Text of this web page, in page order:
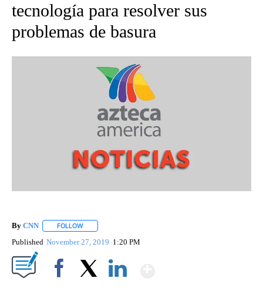
tecnología para resolver sus
problemas de basura
By CNN FOLLOW
Published November 27, 2019 1:20 PM